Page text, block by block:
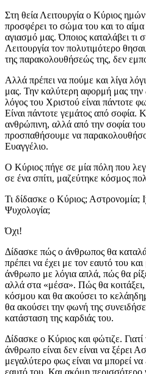
Στη θεία Λειτουργία ο Κύριος
προσφέρει το σώμα του και το αίμα
αγιασμό μας. Όποιος καταλάβει τι
Λειτουργία τον πολυτιμότερο
της παρακολουθήσεώς της, δεν
Αλλά πρέπει να πούμε και λίγα
μας. Την καλύτερη αφορμή μας την
λόγος του Χριστού είναι πάντοτε
Είναι πάντοτε γεμάτος από σοφία.
ανθρώπινη, αλλά από την σοφία
προσπαθήσουμε να
Ευαγγέλιο.
Ο Κύριος πήγε σε μία πόλη που
σε ένα σπίτι, μαζεύτηκε κόσμος
Τι δίδασκε ο Κύριος; Αστρονομία;
Ψυχολογία;
Όχι!
Δίδασκε πώς ο άνθρωπος θα
πρέπει να έχει με τον εαυτό του
άνθρωπο με λόγια απλά, πώς θα
αλλά στα «μέσα». Πώς θα
κόσμου και θα ακούσει το
θα ακούσει την φωνή της
κατάσταση της καρδιάς του.
Δίδασκε ο Κύριος και φώτιζε.
άνθρωπο είναι δεν είναι να ξέρει
μεγαλύτερο φως είναι να μπορεί να
εαυτό του. Και ακόμη περισσότερο